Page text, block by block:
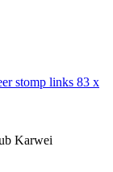
stomp links 83 x
Karwei